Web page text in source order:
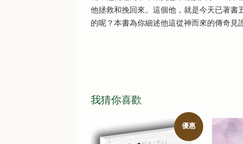
他拯救和挽回來。這個他，就是今天已著書
的呢？本書為你細述他這從神而來的傳奇見
我猜你喜歡
優惠